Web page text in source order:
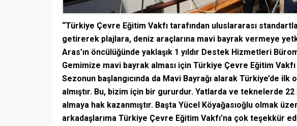
“Türkiye Çevre Eğitim Vakfı tarafından uluslararası
getirerek plajlara, deniz araçlarına mavi bayrak vermeye
Aras’ın öncülüğünde yaklaşık 1 yıldır Destek Hizmetleri
Gemimize mavi bayrak alması için Türkiye Çevre Eğitim
Sezonun başlangıcında da Mavi Bayrağı alarak Türkiye’de
almıştır. Bu, bizim için bir gururdur. Yatlarda ve teknelerde
almaya hak kazanmıştır. Başta Yücel Köyağasıoğlu olmak
arkadaşlarıma Türkiye Çevre Eğitim Vakfı’na çok teşekkür